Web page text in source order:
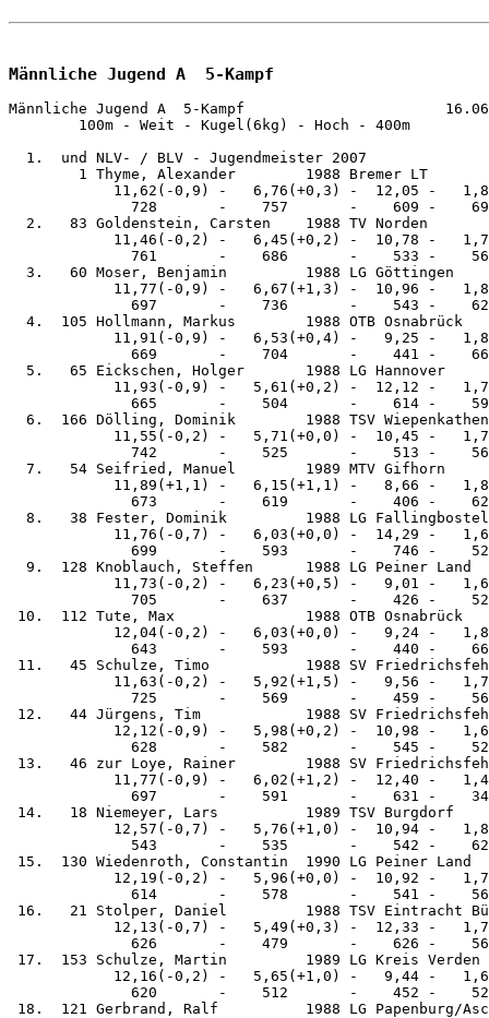
Männliche Jugend A  5-Kampf
Männliche Jugend A  5-Kampf
        100m - Weit - Kugel(6kg) - Hoch - 400m
  1.  und NLV- / BLV - Jugendmeister 2007
1 Thyme, Alexander        1988 Bremer LT
11,62(-0,9) -   6,76(+0,3) -  12,05 -
728       -    757       -    609 -
2.   83 Goldenstein, Carsten    1988 TV Norden
11,46(-0,2) -   6,45(+0,2) -  10,78 -
761       -    686       -    533 -
3.   60 Moser, Benjamin         1988 LG Göttingen
11,77(-0,9) -   6,67(+1,3) -  10,96 -
697       -    736       -    543 -
4.  105 Hollmann, Markus        1988 OTB Osnabrück
11,91(-0,9) -   6,53(+0,4) -   9,25 -
669       -    704       -    441 -
5.   65 Eickschen, Holger       1988 LG Hannover
11,93(-0,9) -   5,61(+0,2) -  12,12 -
665       -    504       -    614 -
6.  166 Dölling, Dominik        1988 TSV
11,55(-0,2) -   5,71(+0,0) -  10,45 -
742       -    525       -    513 -
7.   54 Seifried, Manuel        1989 MTV Gifhorn
11,89(+1,1) -   6,15(+1,1) -   8,66 -
673       -    619       -    406 -
8.   38 Fester, Dominik         1988 LG
11,76(-0,7) -   6,03(+0,0) -  14,29 -
699       -    593       -    746 -
9.  128 Knoblauch, Steffen      1988 LG Peiner
11,73(-0,2) -   6,23(+0,5) -   9,01 -
705       -    637       -    426 -
10.  112 Tute, Max               1988 OTB
12,04(-0,2) -   6,03(+0,0) -   9,24 -
643       -    593       -    440 -
11.   45 Schulze, Timo           1988 SV
11,63(-0,2) -   5,92(+1,5) -   9,56 -
725       -    569       -    459 -
12.   44 Jürgens, Tim            1988 SV
12,12(-0,9) -   5,98(+0,2) -  10,98 -
628       -    582       -    545 -
13.   46 zur Loye, Rainer        1988 SV
11,77(-0,9) -   6,02(+1,2) -  12,40 -
697       -    591       -    631 -
14.   18 Niemeyer, Lars          1989 TSV
12,57(-0,7) -   5,76(+1,0) -  10,94 -
543       -    535       -    542 -
15.  130 Wiedenroth, Constantin  1990 LG Peiner
12,19(-0,2) -   5,96(+0,0) -  10,92 -
614       -    578       -    541 -
16.   21 Stolper, Daniel         1988 TSV Eintracht
12,13(-0,7) -   5,49(+0,3) -  12,33 -
626       -    479       -    626 -
17.  153 Schulze, Martin         1989 LG Kreis
12,16(-0,2) -   5,65(+1,0) -   9,44 -
620       -    512       -    452 -
18.  121 Gerbrand, Ralf          1988 LG